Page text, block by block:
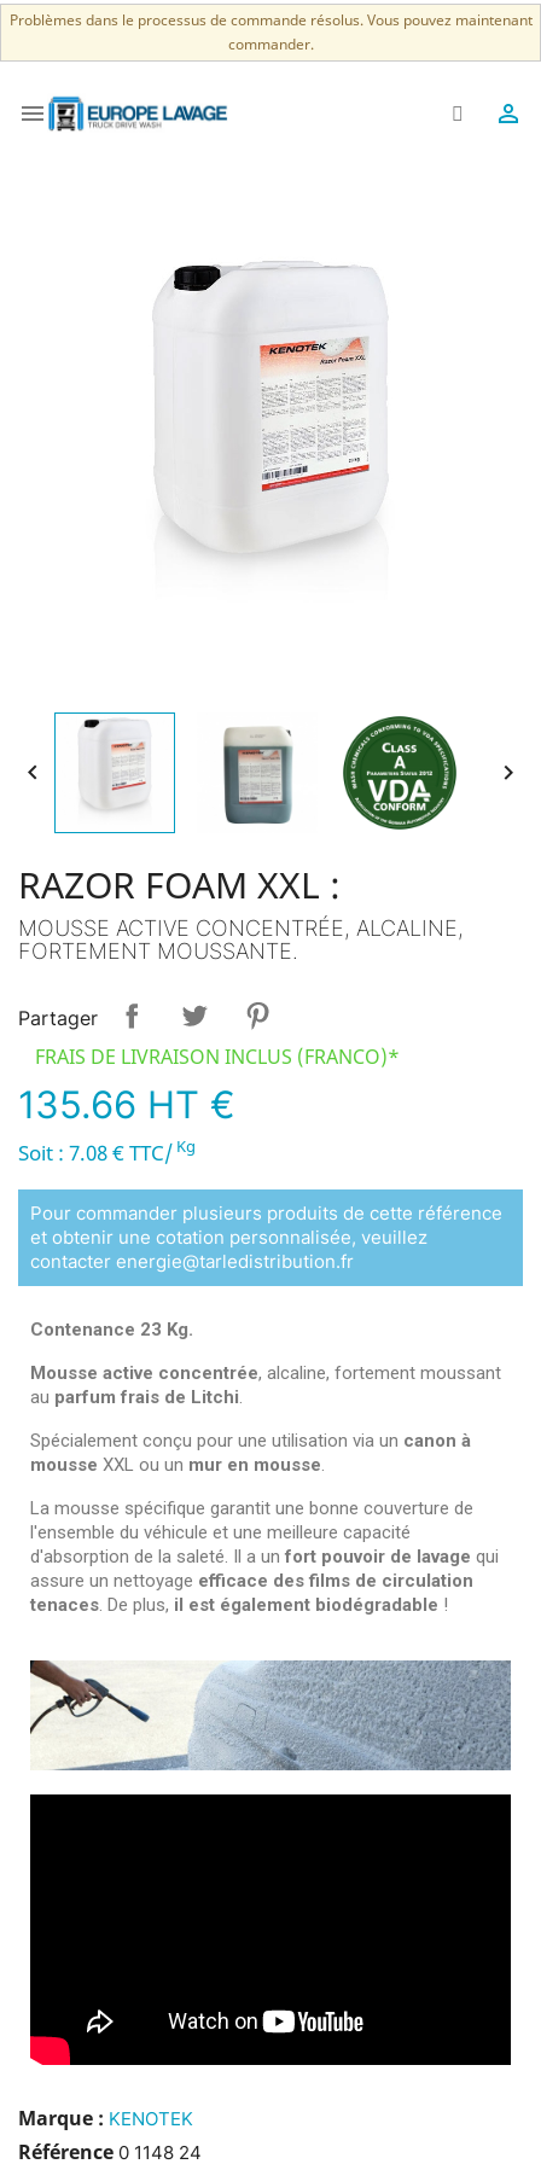
Problèmes dans le processus de commande résolus. Vous pouvez maintenant
commander.
 
 
RAZOR FOAM XXL :
MOUSSE ACTIVE CONCENTRÉE, ALCALINE,
FORTEMENT MOUSSANTE.
Partager
FRAIS DE LIVRAISON INCLUS (FRANCO)*
135.66 HT €
Soit : 7.08 € TTC/ Kg
Pour commander plusieurs produits de cette référence
et obtenir une cotation personnalisée, veuillez
contacter energie@tarledistribution.fr
Contenance 23 Kg.
Mousse active concentrée, alcaline, fortement moussant
au parfum frais de Litchi
Spécialement conçu pour une utilisation via un canon à
mousse XXL ou un mur en mousse
La mousse spécifique garantit une bonne couverture de
l'ensemble du véhicule et une meilleure capacité
d'absorption de la saleté. Il a unfort pouvoir de lavage qui
assure un nettoyage efficace des films de circulation
tenaces . De plus, il est également biodégradable !
Marque : KENOTEK
Référence 0 1148 24